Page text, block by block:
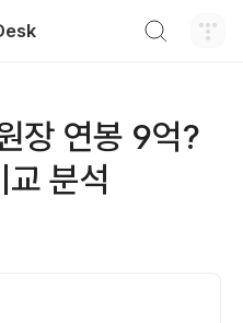
장 연봉 9억?
분석